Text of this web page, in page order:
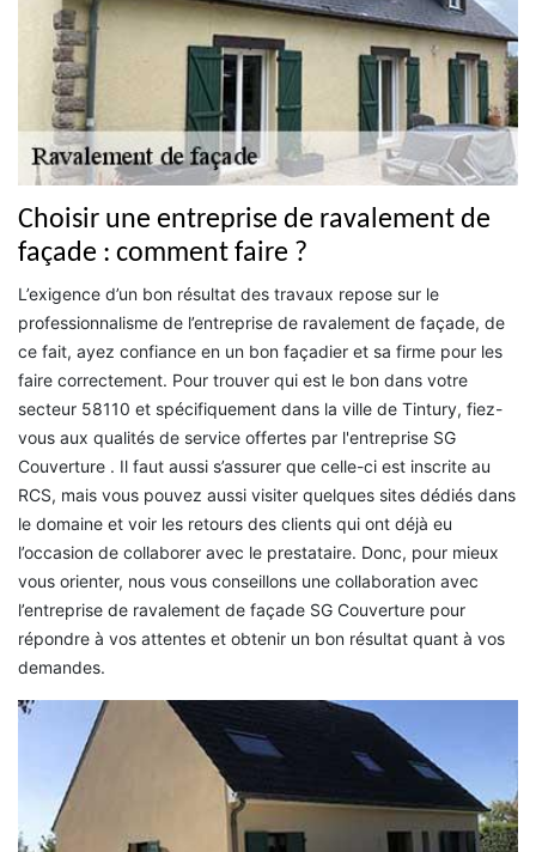
Choisir une entreprise de ravalement de
façade : comment faire ?
L’exigence d’un bon résultat des travaux repose sur le
professionnalisme de l’entreprise de ravalement de façade, de
ce fait, ayez confiance en un bon façadier et sa firme pour les
faire correctement. Pour trouver qui est le bon dans votre
secteur 58110 et spécifiquement dans la ville de Tintury, fiez-
vous aux qualités de service offertes par l'entreprise SG
Couverture . Il faut aussi s’assurer que celle-ci est inscrite au
RCS, mais vous pouvez aussi visiter quelques sites dédiés dans
le domaine et voir les retours des clients qui ont déjà eu
l’occasion de collaborer avec le prestataire. Donc, pour mieux
vous orienter, nous vous conseillons une collaboration avec
l’entreprise de ravalement de façade SG Couverture pour
répondre à vos attentes et obtenir un bon résultat quant à vos
demandes.